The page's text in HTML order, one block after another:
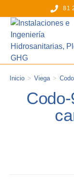
81
Inicio > Viega >